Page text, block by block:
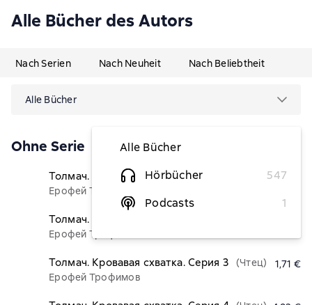
Alle Bücher des Autors
Nach Serien Nach Neuheit Nach Beliebtheit
Alle Bücher
Alle Bücher
Hörbücher
547
Podcasts
1
Ohne Serie
Толмач. Кровавая схватка. Серия 1
Ерофей Трофимов
1,71 €
Толмач. Кровавая схватка. Серия 2
Ерофей Трофимов
Толмач. Кровавая схватка. Серия 3
(Чтец)
Ерофей Трофимов
1,71 €